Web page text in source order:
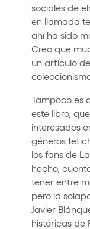
sociales de
en llamada
ahí ha sido
Creo que
un artículo
Tampoco es
este libro,
interesados
géneros
los fans de
hecho,
tener entre
pero la
Javier
históricas de